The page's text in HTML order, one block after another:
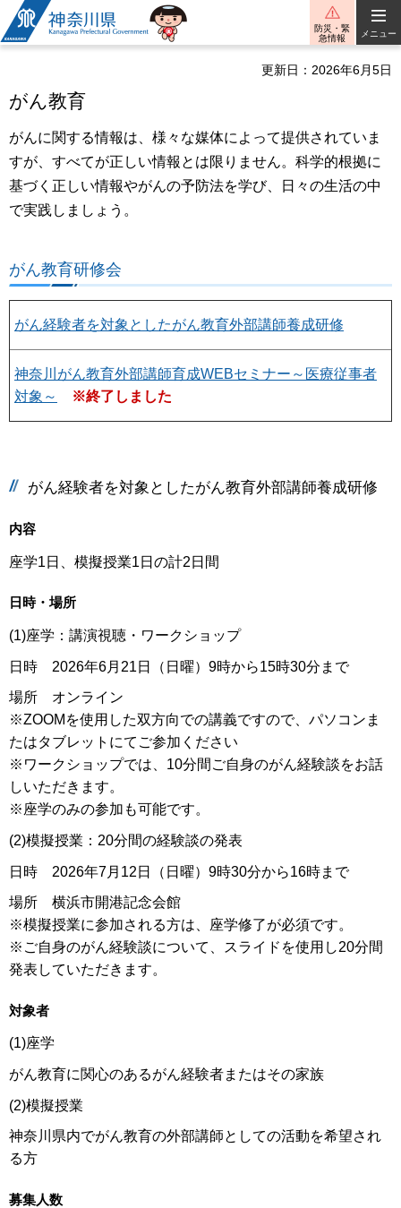
神奈川県
防災・緊
急情報
メニュー
更新日：2026年6月5日
がん教育
がんに関する情報は、様々な媒体によって提供されていま
すが、すべてが正しい情報とは限りません。科学的根拠に
基づく正しい情報やがんの予防法を学び、日々の生活の中
で実践しましょう。
がん教育研修会
がん経験者を対象としたがん教育外部講師養成研修
神奈川がん教育外部講師育成WEBセミナー～医療従事者
対象～
※終了しました
がん経験者を対象としたがん教育外部講師養成研修
内容
座学1日、模擬授業1日の計2日間
日時・場所
(1)座学：講演視聴・ワークショップ
日時 2026年6月21日（日曜）9時から15時30分まで
場所 オンライン
※ZOOMを使用した双方向での講義ですので、パソコンま
たはタブレットにてご参加ください
※ワークショップでは、10分間ご自身のがん経験談をお話
しいただきます。
※座学のみの参加も可能です。
(2)模擬授業：20分間の経験談の発表
日時 2026年7月12日（日曜）9時30分から16時まで
場所 横浜市開港記念会館
※模擬授業に参加される方は、座学修了が必須です。
※ご自身のがん経験談について、スライドを使用し20分間
発表していただきます。
対象者
(1)座学
がん教育に関心のあるがん経験者またはその家族
(2)模擬授業
神奈川県内でがん教育の外部講師としての活動を希望され
る方
募集人数